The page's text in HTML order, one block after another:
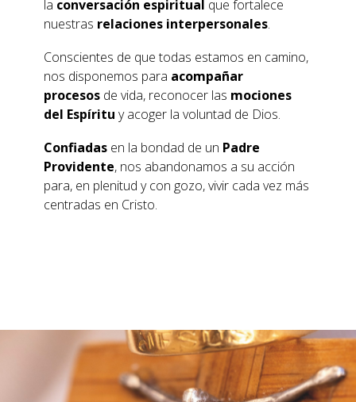
la conversación espiritual que fortalece
nuestras relaciones interpersonales.
Conscientes de que todas estamos en camino,
nos disponemos para acompañar
procesos de vida, reconocer las mociones
del Espíritu y acoger la voluntad de Dios.
Confiadas en la bondad de un Padre
Providente, nos abandonamos a su acción
para, en plenitud y con gozo, vivir cada vez más
centradas en Cristo.